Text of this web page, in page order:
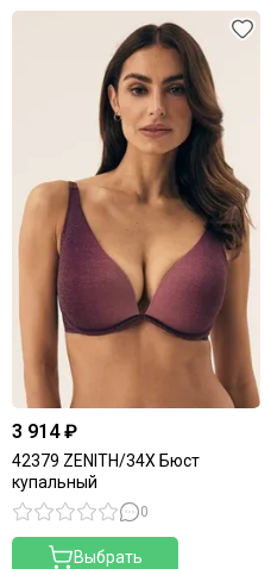
3 914 ₽
42379 ZENITH/34X Бюст
купальный
0
Выбрать